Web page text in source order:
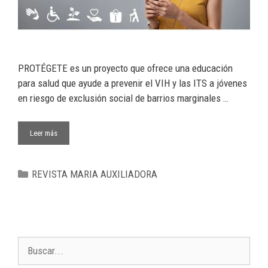
PROTÉGETE es un proyecto que ofrece una educación
para salud que ayude a prevenir el VIH y las ITS a jóvenes
en riesgo de exclusión social de barrios marginales …
Leer más
REVISTA MARIA AUXILIADORA